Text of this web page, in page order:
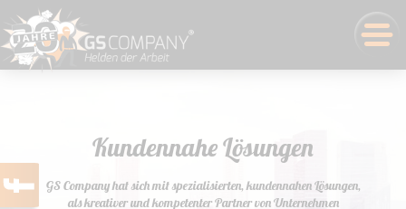
Kundennahe Lösungen
GS Company hat sich mit spezialisierten, kundennahen Lösungen,
als kreativer und kompetenter Partner von Unternehmen